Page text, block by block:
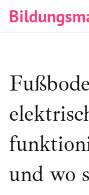
und wo